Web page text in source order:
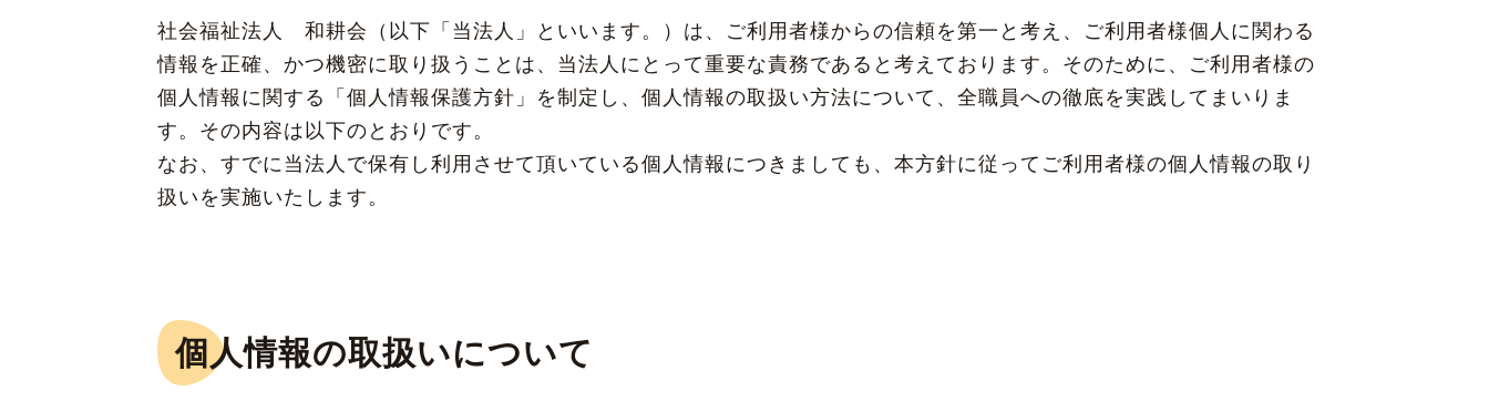
社会福祉法人 和耕会（以下「当法人」といいます。）は、ご利用者様からの信頼を第一と考え、ご利用者様個人に関わる
情報を正確、かつ機密に取り扱うことは、当法人にとって重要な責務であると考えております。そのために、ご利用者様の
個人情報に関する「個人情報保護方針」を制定し、個人情報の取扱い方法について、全職員への徹底を実践してまいりま
す。その内容は以下のとおりです。
なお、すでに当法人で保有し利用させて頂いている個人情報につきましても、本方針に従ってご利用者様の個人情報の取り
扱いを実施いたします。
個人情報の取扱いについて